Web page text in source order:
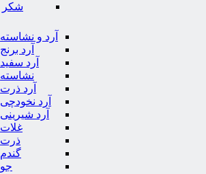
شکر
آرد و نشاسته
آرد برنج
آرد سفید
نشاسته
آرد ذرت
آرد نخودچی
آرد شیرینی
غلات
ذرت
گندم
جو